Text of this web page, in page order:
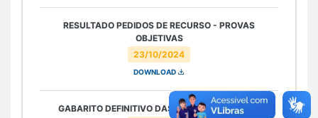
23/10/2024
RESULTADO PEDIDOS DE RECURSO - PROVAS
OBJETIVAS
DOWNLOAD
GABARITO DEFINITIVO DAS PROVAS OBJETIVAS